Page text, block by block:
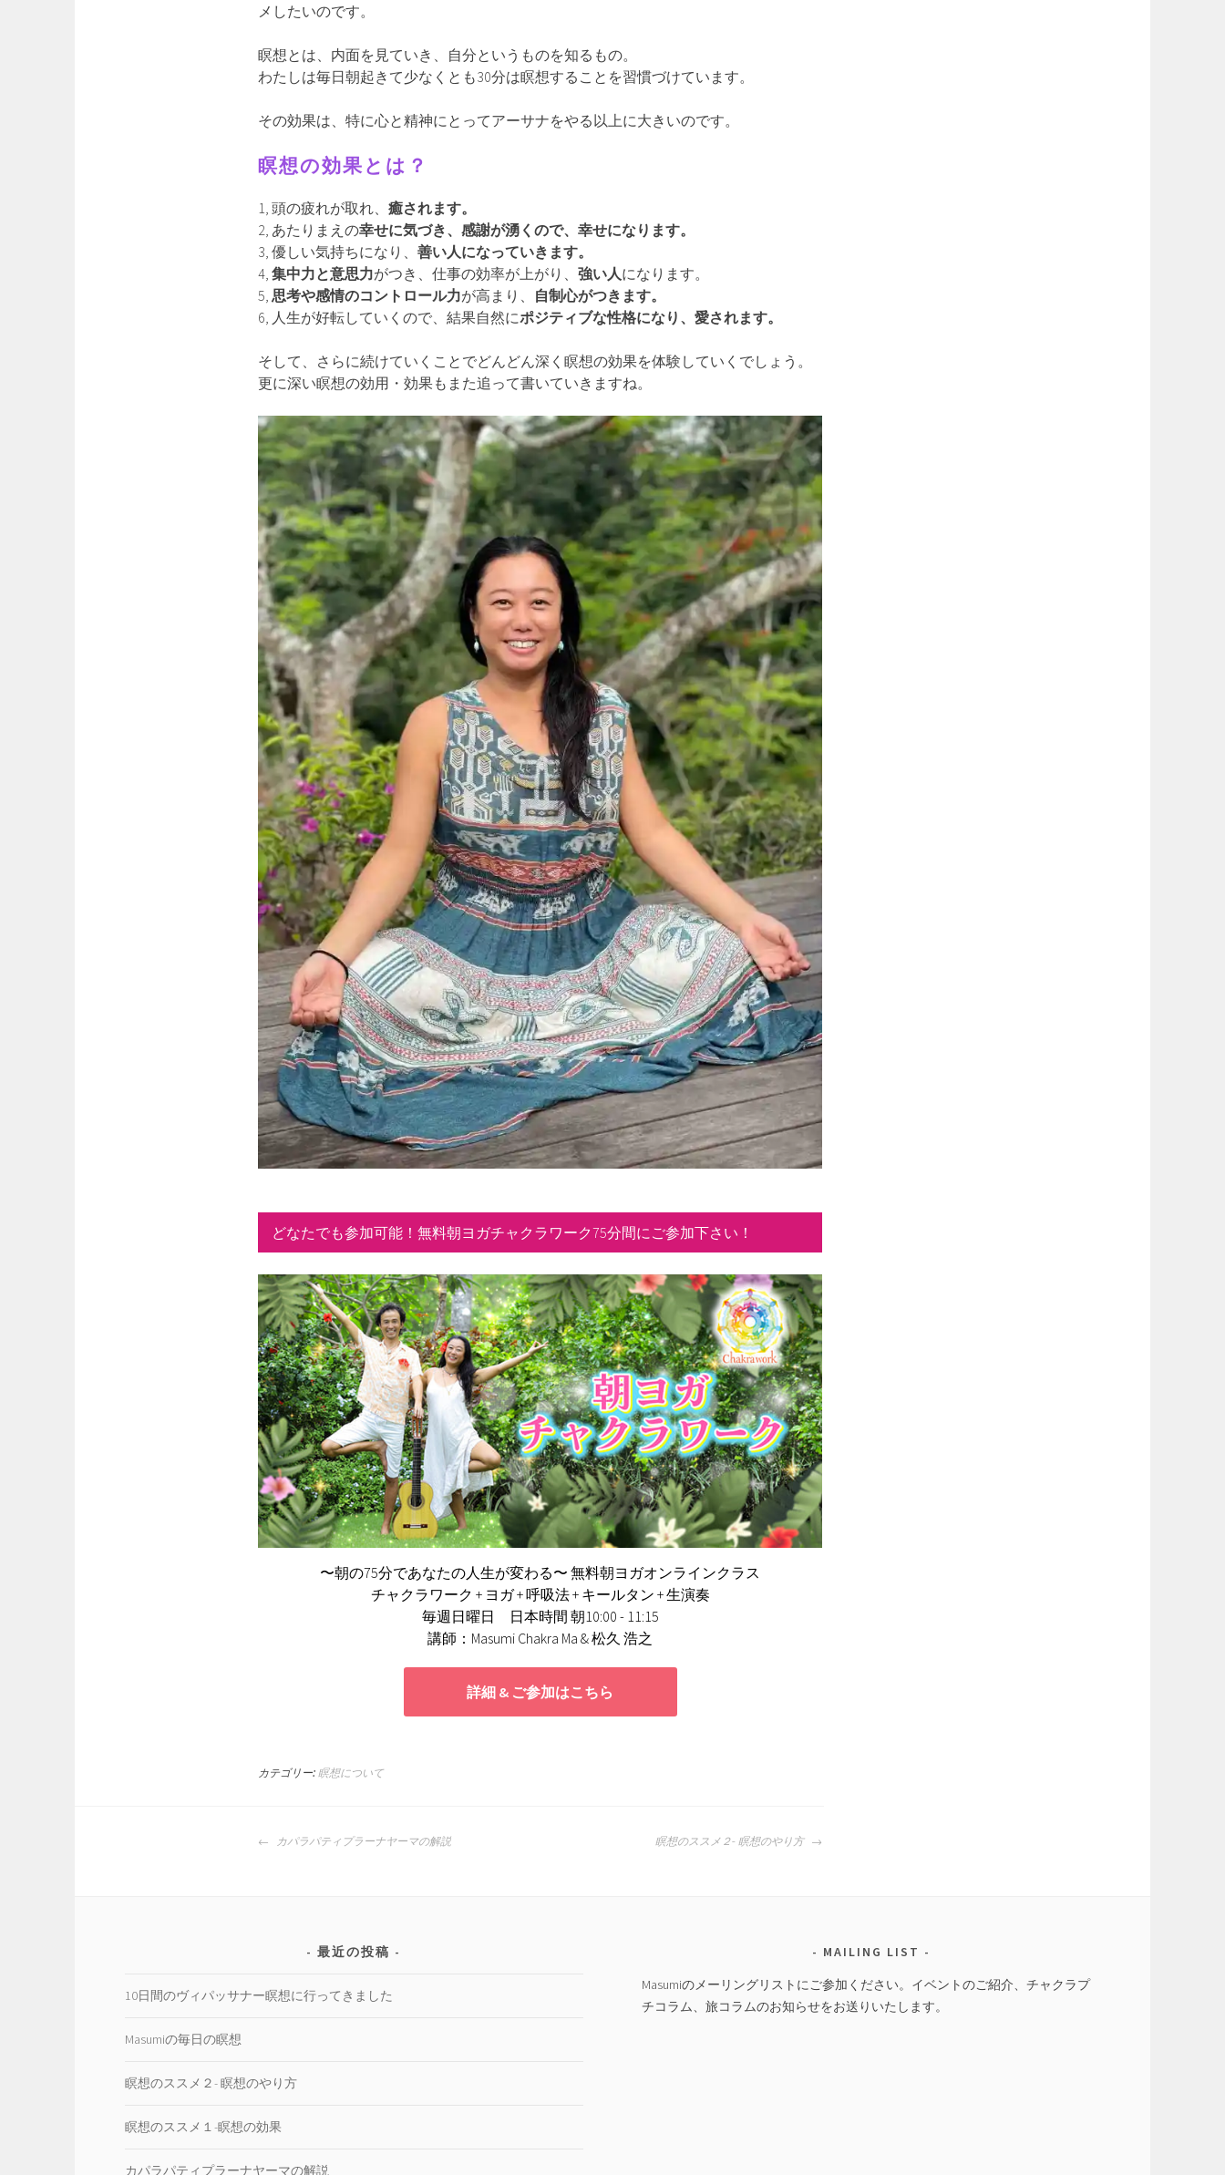
メしたいのです。
瞑想とは、内面を見ていき、自分というものを知るもの。
わたしは毎日朝起きて少なくとも30分は瞑想することを習慣づけています。
その効果は、特に心と精神にとってアーサナをやる以上に大きいのです。
瞑想の効果とは？
1, 頭の疲れが取れ、 癒されます。
2, あたりまえの幸せに気づき、感謝が湧くので、幸せになります。
3, 優しい気持ちになり、 善い人になっていきます。
4, 集中力と意思力がつき、仕事の効率が上がり、 強い人になります。
5, 思考や感情のコントロール力が高まり、 自制心がつきます。
6, 人生が好転していくので、結果自然にポジティブな性格になり、愛されます。
そして、さらに続けていくことでどんどん深く瞑想の効果を体験していくでしょう。
更に深い瞑想の効用・効果もまた追って書いていきますね。
どなたでも参加可能！無料朝ヨガチャクラワーク75分間にご参加下さい！
〜朝の75分であなたの人生が変わる〜 無料朝ヨガオンラインクラス
チャクラワーク + ヨガ + 呼吸法 + キールタン + 生演奏
毎週日曜日 日本時間 朝10:00 - 11:15
講師：Masumi Chakra Ma & 松久 浩之
詳細 & ご参加はこちら
カテゴリー: 瞑想について
投
ョ
カパラパティプラーナヤーマの解説 瞑想のススメ２- 瞑想のやり方
最近の投稿
10日間のヴィパッサナー瞑想に行ってきました
Masumiの毎日の瞑想
瞑想のススメ２- 瞑想のやり方
瞑想のススメ１-瞑想の効果
カパラパティプラーナヤーマの解説
MAILING LIST
Masumiのメーリングリストにご参加ください。イベントのご紹介、チャクラプ
チコラム、旅コラムのお知らせをお送りいたします。